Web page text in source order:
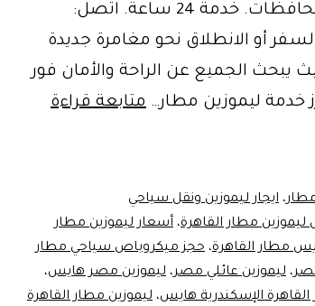
مصر بأفضل سعر وأمان لجميع المحافظات. خدمة 24 ساعة. اتصل:
من السفر أو الانطلاق نحو مغامرة جديدة
الجميع عن الراحة والأمان فور
خدمة ليموزين مطار… متابعة قراءة
الشامل
لخدمات
، ايجار ليموزين ونقل سياحي
مطار القاهرة، أسعار ليموزين مطار
مطار القاهرة، حجز ميكروباص سياحي مطار
، ليموزين عائلي مصر، ليموزين مصر هايس،
القاهرة الإسكندرية هايس، ليموزين مطار القاهرة